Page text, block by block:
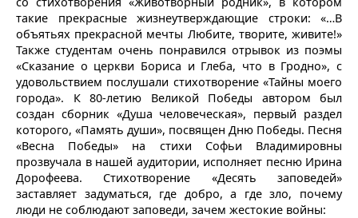
такие прекрасные жизнеутверждающие строки: «…В
объятьях прекрасной мечты Любите, творите, живите!»
Также студентам очень понравился отрывок из поэмы
«Сказание о церкви Бориса и Глеба, что в Гродно», с
удовольствием послушали стихотворение «Тайны моего
города». К 80-летию Великой Победы автором был
создан сборник «Душа человеческая», первый раздел
которого, «Память души», посвящен Дню Победы. Песня
«Весна Победы» на стихи Софьи Владимировны
прозвучала в нашей аудитории, исполняет песню Ирина
Дорофеева. Стихотворение «Десять заповедей»
заставляет задуматься, где добро, а где зло, почему
люди не соблюдают заповеди, зачем жестокие войны: